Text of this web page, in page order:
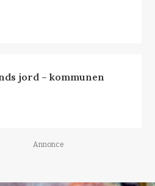
jord – kommunen
Annonce